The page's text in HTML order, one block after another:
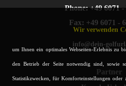
Phone: +49 6071 -
Fax: +49 6071 -
info@dein-
Partner
Wir verwenden
um Ihnen ein optimales Webseiten-Erlebnis zu
den Betrieb der Seite notwendig sind, sowie
Statistikzwecken, für Komforteinstellungen oder